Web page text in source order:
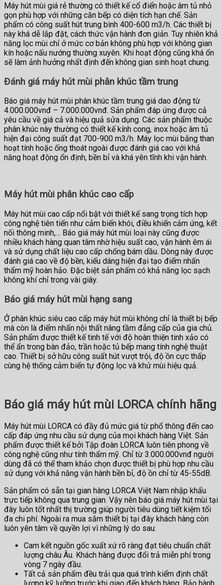
Máy hút mùi giá rẻ thường có thiết kế cổ điển hoặc âm tủ nhỏ
gọn phù hợp với những căn bếp có diện tích hạn chế. Sản
phẩm có công suất hút trung bình 400-600 m3/h. Các thiết bị
này khá dễ lắp đặt, cách thức vận hành đơn giản. Tuy nhiên khả
năng lọc mùi chỉ ở mức cơ bản không phù hợp với không gian
kín hoặc nấu nướng thường xuyên. Khi hoạt động cũng khá ổn
sẽ làm ảnh hưởng nhất định đến không gian sinh hoạt chung.
Đánh giá máy hút mùi phân khúc tầm trung
Báo giá máy hút mùi phân khúc tầm trung giá dao động từ
4.000.000vnđ – 7.000.000vnđ. Sản phẩm đáp ứng được cả
yêu cầu về giá cả và hiệu quả sửa dụng. Các sản phẩm thuộc
phân khúc này thường có thiết kế kính cong, inox hoặc âm tủ
hiện đại công suất đạt 700-900 m3/h. Máy lọc mùi bằng than
hoạt tính hoặc ống thoát ngoài được đánh giá cao với khả
năng hoạt động ổn định, bền bỉ và khá yên tĩnh khi vận hành.
Máy hút mùi phân khúc cao cấp
Máy hút mùi cao cấp nổi bật với thiết kế sang trọng tích hợp
công nghệ tiên tiến như cảm biến khói, điều khiển cảm ứng, kết
nối thông minh,… Báo giá máy hút mùi loại này cũng được
nhiều khách hàng quan tâm nhờ hiệu suất cao, vận hành êm ái
và sử dụng chất liệu cao cấp chống bám dầu. Dòng này được
đánh giá cao về độ bền, kiểu dáng hiện đại tạo điểm nhấn
thẩm mỹ hoàn hảo. Đặc biệt sản phẩm có khả năng lọc sạch
không khí chỉ trong vài giây.
Báo giá máy hút mùi hạng sang
Ở phân khúc siêu cao cấp máy hút mùi không chỉ là thiết bị bếp
mà còn là điểm nhấn nội thất nâng tầm đẳng cấp của gia chủ.
Sản phẩm được thiết kế tinh tế với độ hoàn thiện tinh xảo có
thể ẩn trong bàn đảo, trần hoặc tủ bếp mang tính nghệ thuật
cao. Thiết bị sở hữu công suất hút vượt trội, độ ồn cực thấp
cùng hệ thống cảm biến tự động lọc và khử mùi hiệu quả.
Báo giá máy hút mùi LORCA chính hãng
Máy hút mùi LORCA có đầy đủ mức giá từ phổ thông đến cao
cấp đáp ứng nhu cầu sử dụng của mọi khách hàng Việt. Sản
phẩm được thiết kế bởi Tập đoàn LORCA luôn tiên phong về
công nghệ cũng như tính thẩm mỹ. Chỉ từ 3.000.000vnđ người
dùng đã có thể tham khảo chọn được thiết bị phù hợp nhu cầu
sử dụng với khả năng vận hành bền bỉ, độ ồn chỉ từ 45-55dB.
Sản phẩm có sẵn tại gian hàng LORCA Việt Nam nhập khẩu
trực tiếp không qua trung gian. Vậy nên báo giá máy hút mùi tại
đây luôn tốt nhất thị trường giúp người tiêu dùng tiết kiệm tối
đa chi phí. Ngoài ra mua sắm thiết bị tại đây khách hàng còn
luôn yên tâm về quyền lợi vì những lý do sau:
Cam kết nguồn gốc xuất xứ rõ ràng đạt tiêu chuẩn chất
lượng châu Âu. Khách hàng được đổi trả miễn phí trong
vòng 7 ngày đầu.
Tất cả sản phẩm đều trải qua quá trình kiểm định chất